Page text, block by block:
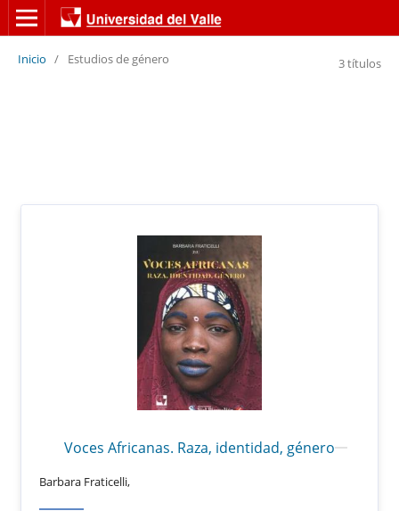
Inicio / Estudios de género 3 títulos
Voces Africanas. Raza, identidad, género
Barbara Fraticelli,